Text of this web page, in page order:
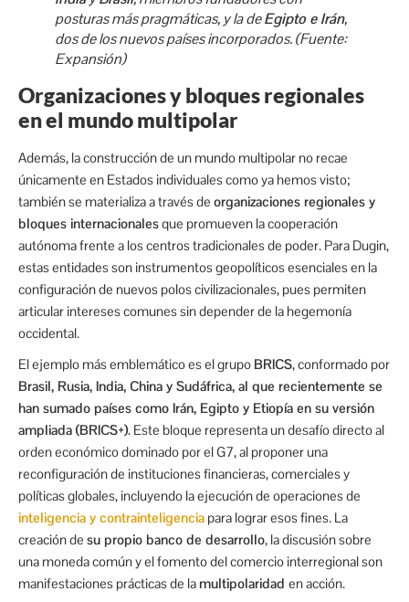
posturas más pragmáticas, y la deEgipto e Irán,
dos de los nuevos países incorporados. (Fuente:
Expansión)
Organizaciones y bloques regionales
en el mundo multipolar
Además, la construcción de un mundo multipolar no recae
únicamente en Estados individuales como ya hemos visto;
también se materializa a través de organizaciones regionales y
bloques internacionalesque promueven la cooperación
autónoma frente a los centros tradicionales de poder. Para Dugin,
estas entidades son instrumentos geopolíticos esenciales en la
configuración de nuevos polos civilizacionales, pues permiten
articular intereses comunes sin depender de la hegemonía
occidental.
El ejemplo más emblemático es el grupo BRICS, conformado por
Brasil, Rusia, India, China y Sudáfrica, al que recientemente se
han sumado países como Irán, Egipto y Etiopía en su versión
ampliada (BRICS+). Este bloque representa un desafío directo al
orden económico dominado por el G7, al proponer una
reconfiguración de instituciones financieras, comerciales y
políticas globales, incluyendo la ejecución de operaciones de
inteligencia y contrainteligencia para lograr esos fines. La
creación de su propio banco de desarrollo, la discusión sobre
una moneda común y el fomento del comercio interregional son
manifestaciones prácticas de la multipolaridad en acción.